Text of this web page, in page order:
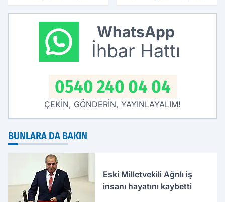
araya geldi
WhatsApp
İhbar Hattı
0540 240 04 04
ÇEKİN, GÖNDERİN, YAYINLAYALIM!
BUNLARA DA BAKIN
Eski Milletvekili Ağrılı iş
insanı hayatını kaybetti